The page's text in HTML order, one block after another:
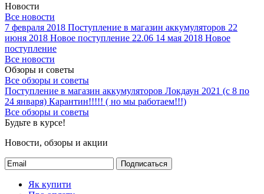
Новости
Все новости
7 февраля 2018 Поступление в магазин аккумуляторов 22
июня 2018 Новое поступление 22.06 14 мая 2018 Новое
поступление
Все новости
Обзоры и советы
Все обзоры и советы
Поступление в магазин аккумуляторов Локдаун 2021 (с 8 по
24 января) Карантин!!!!! ( но мы работаем!!!)
Все обзоры и советы
Будьте в курсе!
Новости, обзоры и акции
Подписаться
Як купити